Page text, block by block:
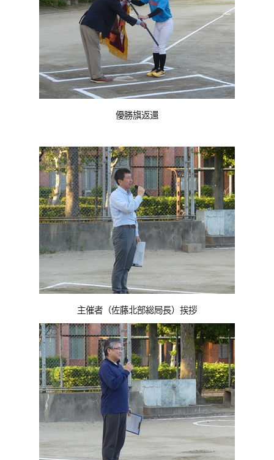
優勝旗返還
主催者（佐藤北部総局長）挨拶